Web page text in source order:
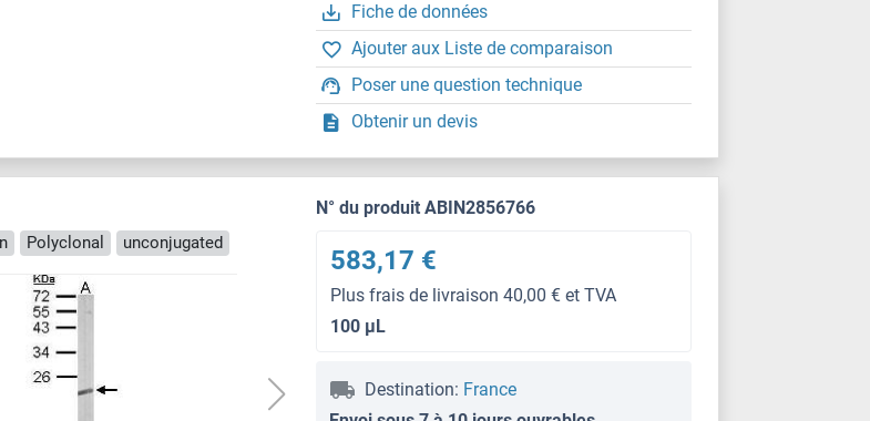
Fiche de données
Ajouter aux Liste de comparaison
Poser une question technique
Obtenir un devis
Polyclonal unconjugated
N° du produit ABIN2856766
583,17 €
Plus frais de livraison 40,00 € et TVA
100 μL
Destination: France